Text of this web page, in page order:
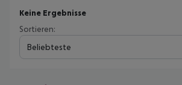
Keine Ergebnisse
Sortieren:
Beliebteste